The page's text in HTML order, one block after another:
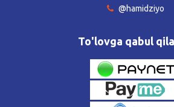
@hamidziyo
To'lovga qabul